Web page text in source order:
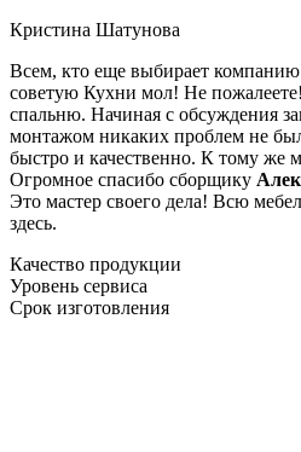
Кристина Шатунова
Всем, кто еще выбирает компанию
советую Кухни мол! Не
спальню. Начиная с обсуждения
монтажом никаких проблем не
быстро и качественно. К тому же
Огромное спасибо сборщику
Это мастер своего дела! Всю
здесь.
Качество продукции
Уровень сервиса
Срок изготовления